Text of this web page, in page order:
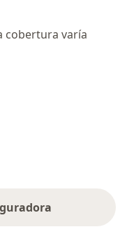
cobertura varía